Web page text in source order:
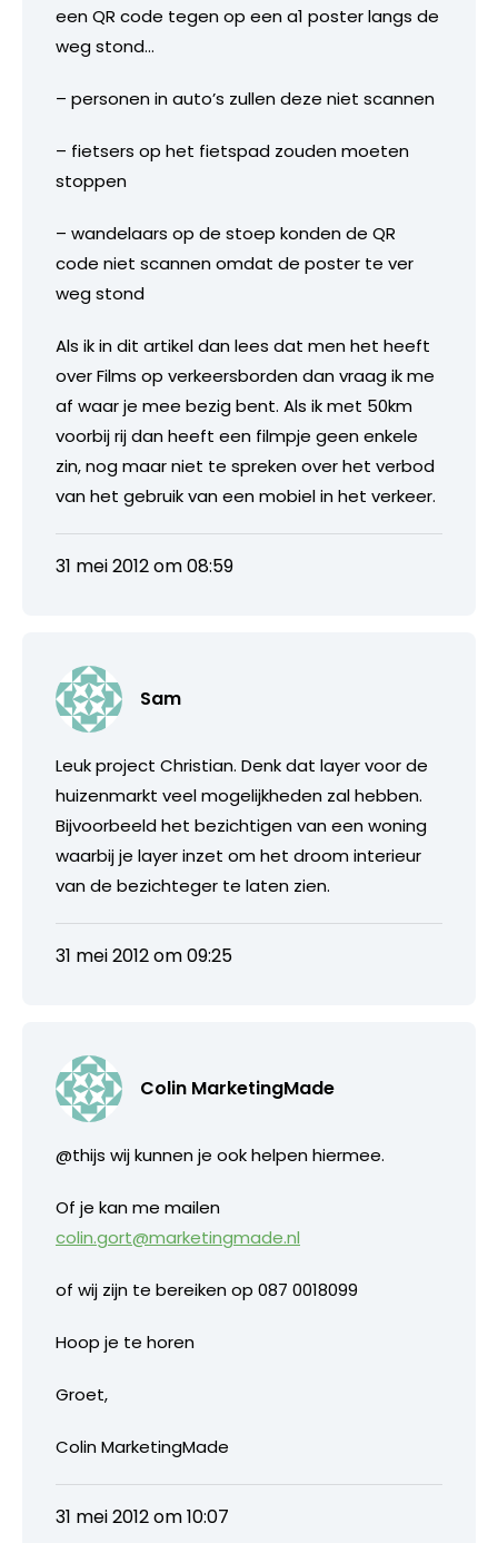
een QR code tegen op een a1 poster langs de
weg stond…
– personen in auto’s zullen deze niet scannen
– fietsers op het fietspad zouden moeten
stoppen
– wandelaars op de stoep konden de QR
code niet scannen omdat de poster te ver
weg stond
Als ik in dit artikel dan lees dat men het heeft
over Films op verkeersborden dan vraag ik me
af waar je mee bezig bent. Als ik met 50km
voorbij rij dan heeft een filmpje geen enkele
zin, nog maar niet te spreken over het verbod
van het gebruik van een mobiel in het verkeer.
31 mei 2012 om 08:59
Sam
Leuk project Christian. Denk dat layer voor de
huizenmarkt veel mogelijkheden zal hebben.
Bijvoorbeeld het bezichtigen van een woning
waarbij je layer inzet om het droom interieur
van de bezichteger te laten zien.
31 mei 2012 om 09:25
Colin MarketingMade
@thijs wij kunnen je ook helpen hiermee.
Of je kan me mailen
colin.gort@marketingmade.nl
of wij zijn te bereiken op 087 0018099
Hoop je te horen
Groet,
Colin MarketingMade
31 mei 2012 om 10:07